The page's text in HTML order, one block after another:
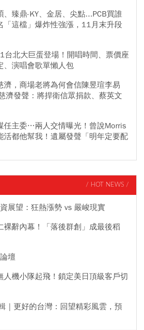
、臻鼎-KY、金居、尖點...PCB買誰
「這檔」爆炸性強漲，11月末升段
北大巨蛋登場！開唱時間、票價座
、演唱會歌單懶人包
濟，商場老將為何會信陳昱瑄李易
濟發聲：將捍衛信眾捐款、蔡英文
任主委…兩人交情曝光！曾說Morris
活都他幫我！遺屬發聲「明年定要配
/ HOT NEWS /
展望：狂熱漲勢 vs 嚴峻現實
裸辭內幕！「落後群創」成最後稻
壇
人機小隊起飛！鎖定美日頂級客戶切
｜更好的台灣：回望精彩風雲，預